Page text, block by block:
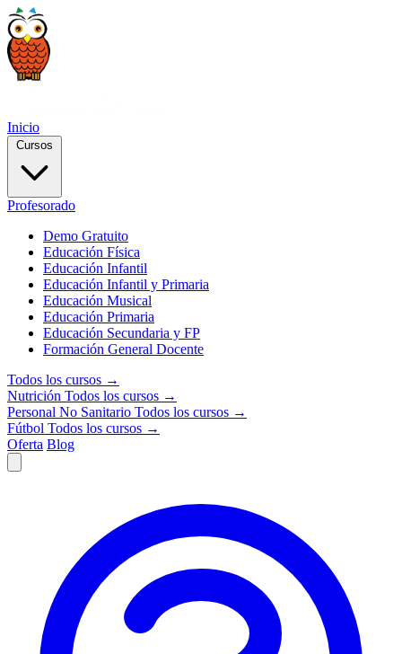
Inicio
Cursos
Profesorado
Demo Gratuito
Educación Física
Educación Infantil
Educación Infantil y Primaria
Educación Musical
Educación Primaria
Educación Secundaria y FP
Formación General Docente
Todos los cursos →
Nutrición Todos los cursos →
Personal No Sanitario Todos los cursos →
Fútbol Todos los cursos →
Oferta Blog